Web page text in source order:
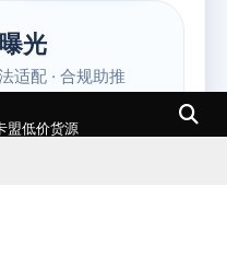
盟低价货源